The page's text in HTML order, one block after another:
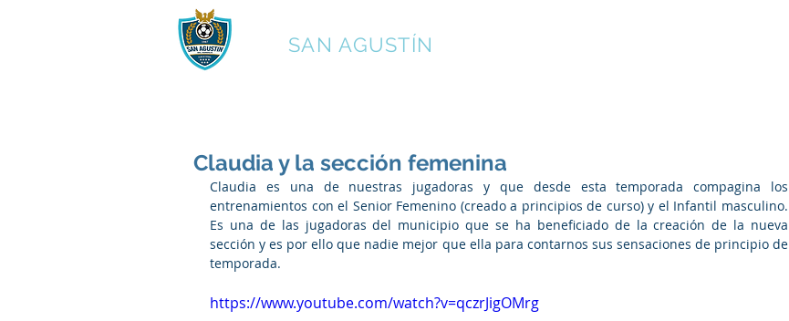
SAN AGUSTÍN
Claudia y la sección femenina
Claudia es una de nuestras jugadoras y que desde esta temporada compagina los
entrenamientos con el Senior Femenino (creado a principios de curso) y el Infantil masculino.
Es una de las jugadoras del municipio que se ha beneficiado de la creación de la nueva
sección y es por ello que nadie mejor que ella para contarnos sus sensaciones de principio de
temporada.
https://www.youtube.com/watch?v=qczrJigOMrg